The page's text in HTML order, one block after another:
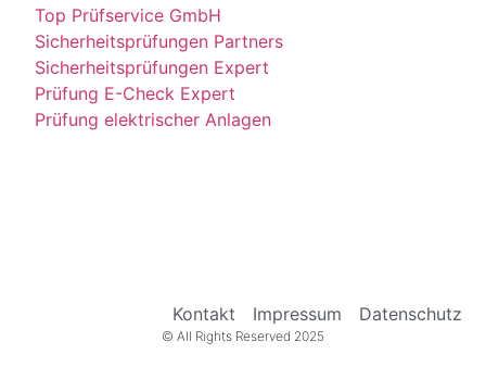
Top Prüfservice GmbH
Sicherheitsprüfungen Partners
Sicherheitsprüfungen Expert
Prüfung E-Check Expert
Prüfung elektrischer Anlagen
Kontakt Impressum Datenschutz
© All Rights Reserved 2025